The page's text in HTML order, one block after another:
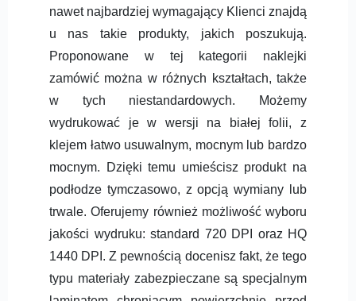
nawet najbardziej wymagający Klienci znajdą
u nas takie produkty, jakich poszukują.
Proponowane w tej kategorii naklejki
zamówić można w różnych kształtach, także
w tych niestandardowych. Możemy
wydrukować je w wersji na białej folii, z
klejem łatwo usuwalnym, mocnym lub bardzo
mocnym. Dzięki temu umieścisz produkt na
podłodze tymczasowo, z opcją wymiany lub
trwale. Oferujemy również możliwość wyboru
jakości wydruku: standard 720 DPI oraz HQ
1440 DPI. Z pewnością docenisz fakt, że tego
typu materiały zabezpieczane są specjalnym